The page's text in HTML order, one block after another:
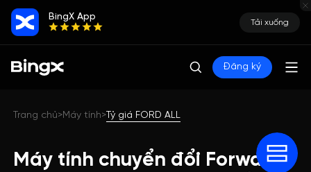
BingX App
Tải xuống
Đăng ký
Trang chủ>Máy tính>Tỷ giá FORD ALL
Máy tính chuyển đổi Forward